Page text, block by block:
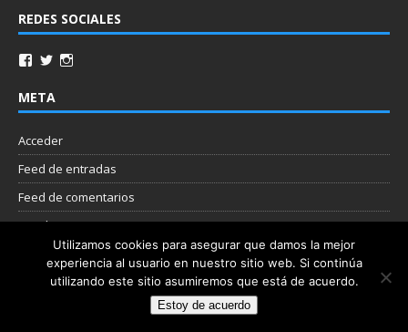
REDES SOCIALES
META
Acceder
Feed de entradas
Feed de comentarios
WordPress.org
Nube de etiquetas
Copyright © 2026 | Plantilla WordPress por
Utilizamos cookies para asegurar que damos la mejor
experiencia al usuario en nuestro sitio web. Si continúa
utilizando este sitio asumiremos que está de acuerdo.
Estoy de acuerdo